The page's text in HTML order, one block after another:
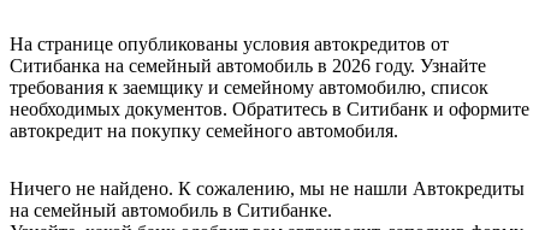
На странице опубликованы условия автокредитов от
Ситибанка на семейный автомобиль в 2026 году. Узнайте
требования к заемщику и семейному автомобилю, список
необходимых документов. Обратитесь в Ситибанк и оформите
автокредит на покупку семейного автомобиля.
Ничего не найдено. К сожалению, мы не нашли Автокредиты
на семейный автомобиль в Ситибанке.